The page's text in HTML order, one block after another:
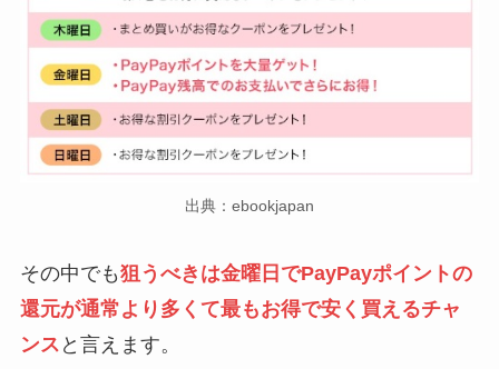
出典：ebookjapan
その中でも狙うべきは金曜日でPayPayポイントの
還元が通常より多くて最もお得で安く買えるチャ
ンス と言えます。